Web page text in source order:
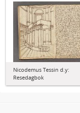
Nicodemus Tessin d.y:
Resedagbok